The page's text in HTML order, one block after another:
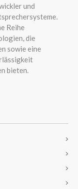
und
Reihe
die
sowie eine
bieten.